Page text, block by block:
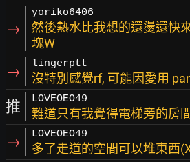
→
yoriko6406
然後熱水比我想的還燙還快
塊W
→ lingerptt
沒特別感覺rf, 可能因愛用
推 LOVEOEO49
難道只有我覺得電梯旁的房
→ LOVEOEO49
多了走道的空間可以堆東西